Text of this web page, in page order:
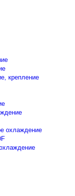
крепление
охлаждение